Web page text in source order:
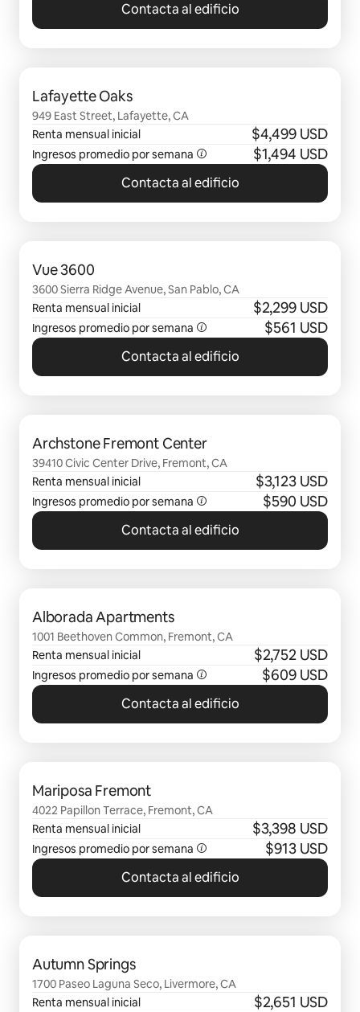
Contacta al edificio
Lafayette Oaks
949 East Street, Lafayette, CA
Renta mensual inicial
$4,499 USD
Ingresos promedio por semana $1,494 USD
Contacta al edificio
Vue 3600
3600 Sierra Ridge Avenue, San Pablo, CA
Renta mensual inicial
$2,299 USD
Ingresos promedio por semana $561 USD
Contacta al edificio
Archstone Fremont Center
39410 Civic Center Drive, Fremont, CA
Renta mensual inicial
$3,123 USD
Ingresos promedio por semana $590 USD
Contacta al edificio
Alborada Apartments
1001 Beethoven Common, Fremont, CA
Renta mensual inicial
$2,752 USD
Ingresos promedio por semana $609 USD
Contacta al edificio
Mariposa Fremont
4022 Papillon Terrace, Fremont, CA
Renta mensual inicial
$3,398 USD
Ingresos promedio por semana $913 USD
Contacta al edificio
Autumn Springs
1700 Paseo Laguna Seco, Livermore, CA
Renta mensual inicial
$2,651 USD